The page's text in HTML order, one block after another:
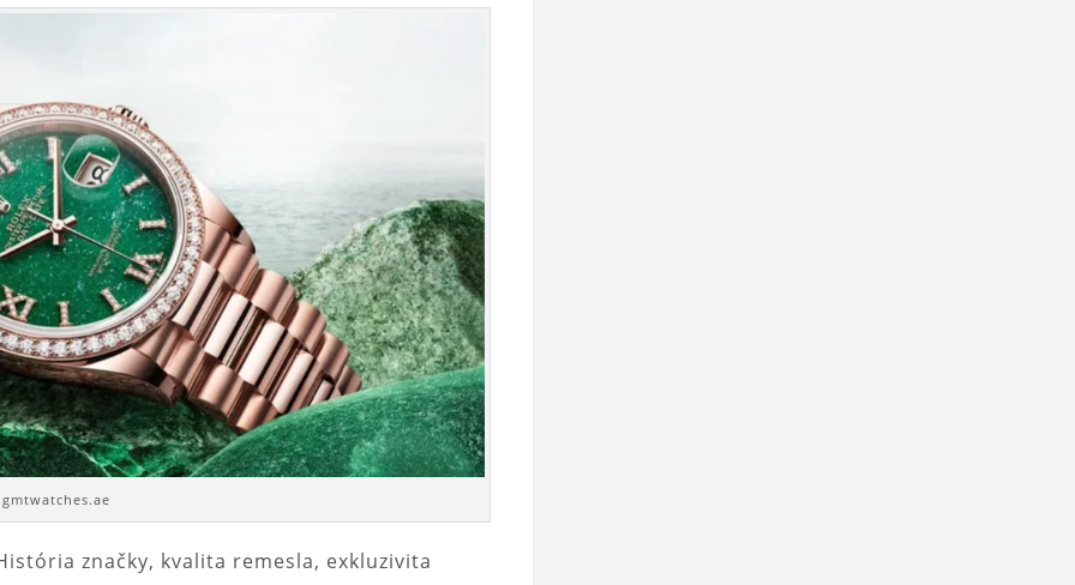
značky, kvalita remesla, exkluzivita